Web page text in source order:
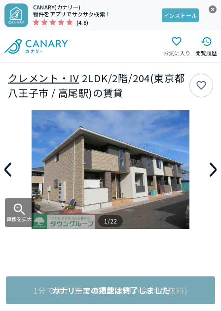
CANARY(カナリー)
物件をアプリでサクサク検索！
(4.8)
インストール
お気に入り 閲覧履歴
クレメント・IV 2LDK/2階/204(東京都
八王子市 / 高尾駅)の賃貸
画像を拡大 1/22
1分で完了!空室状況をお問い合わせ(無料)
カナリーでの掲載は終了しました